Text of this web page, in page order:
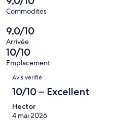
100 avis
Commodités
9,0/10
Arrivée
10/10
Emplacement
Avis
Avis vérifié
10/10 – Excellent
Hector
4 mai 2026